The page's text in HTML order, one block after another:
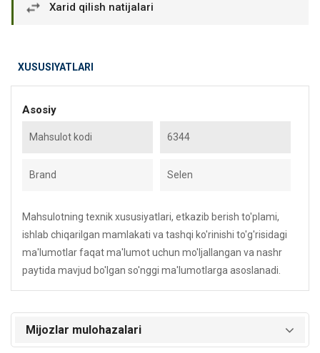
Xarid qilish natijalari
XUSUSIYATLARI
Asosiy
Mahsulot kodi 6344
Brand Selen
Mahsulotning texnik xususiyatlari, etkazib berish to'plami,
ishlab chiqarilgan mamlakati va tashqi ko'rinishi to'g'risidagi
ma'lumotlar faqat ma'lumot uchun mo'ljallangan va nashr
paytida mavjud bo'lgan so'nggi ma'lumotlarga asoslanadi.
Mijozlar mulohazalari